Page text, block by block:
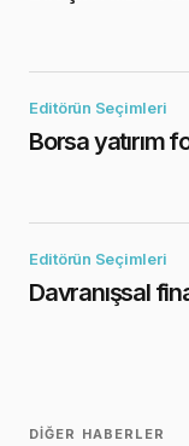
Editörün Seçimleri
Borsa yatırım
Editörün Seçimleri
Davranışsal
DIĞER HABERLER